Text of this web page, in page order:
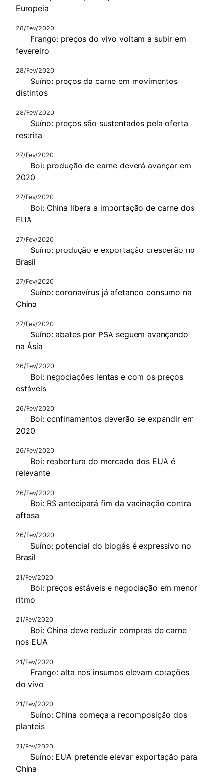
Europeia
28/Fev/2020
Frango: preços do vivo voltam a subir em
fevereiro
28/Fev/2020
Suíno: preços da carne em movimentos
distintos
28/Fev/2020
Suíno: preços são sustentados pela oferta
restrita
27/Fev/2020
Boi: produção de carne deverá avançar em
2020
27/Fev/2020
Boi: China libera a importação de carne dos
EUA
27/Fev/2020
Suíno: produção e exportação crescerão no
Brasil
27/Fev/2020
Suíno: coronavírus já afetando consumo na
China
27/Fev/2020
Suíno: abates por PSA seguem avançando
na Ásia
26/Fev/2020
Boi: negociações lentas e com os preços
estáveis
26/Fev/2020
Boi: confinamentos deverão se expandir em
2020
26/Fev/2020
Boi: reabertura do mercado dos EUA é
relevante
26/Fev/2020
Boi: RS antecipará fim da vacinação contra
aftosa
26/Fev/2020
Suíno: potencial do biogás é expressivo no
Brasil
21/Fev/2020
Boi: preços estáveis e negociação em menor
ritmo
21/Fev/2020
Boi: China deve reduzir compras de carne
nos EUA
21/Fev/2020
Frango: alta nos insumos elevam cotações
do vivo
21/Fev/2020
Suíno: China começa a recomposição dos
planteis
21/Fev/2020
Suíno: EUA pretende elevar exportação para
China